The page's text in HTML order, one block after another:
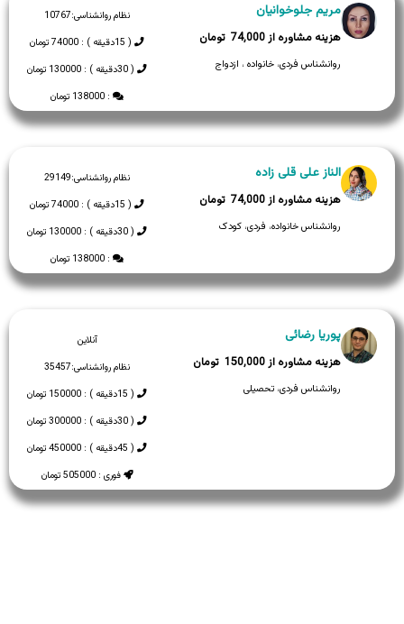
نظام روانشناسی:10767
( 15دقیقه ) : 74000 تومان
( 30دقیقه ) : 130000 تومان
: 138000 تومان
مریم جلوخوانیان
74,000
روانشناس فردی، خانواده ، ازدواج
نظام روانشناسی:29149
( 15دقیقه ) : 74000 تومان
( 30دقیقه ) : 130000 تومان
: 138000 تومان
الناز علی قلی زاده
74,000
روانشناس خانواده، فردی، کودک
آنلاین
نظام روانشناسی:35457
( 15دقیقه ) : 150000 تومان
( 30دقیقه ) : 300000 تومان
( 45دقیقه ) : 450000 تومان
فوری : 505000 تومان
پوریا رضائی
150,000
روانشناس فردی، تحصیلی